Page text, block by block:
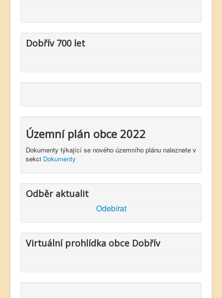
Dobřív 700 let
Územní plán obce 2022
Dokumenty týkající se nového územního plánu naleznete v
sekci Dokumenty
Odběr aktualit
Odebírat
Virtuální prohlídka obce Dobřív